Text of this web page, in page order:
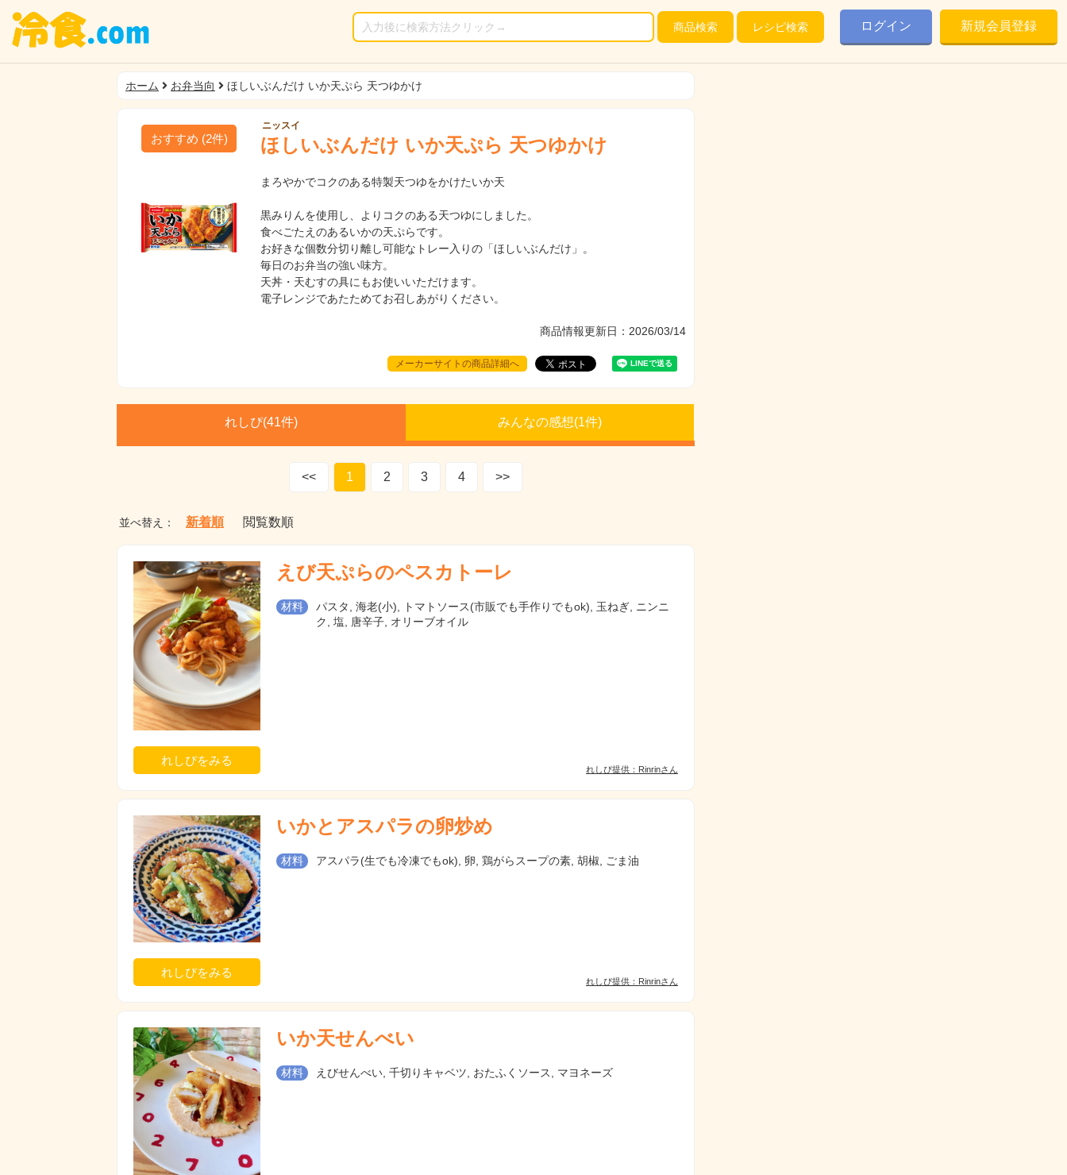
商品検索 レシピ検索 ログイン 新規会員登録
ホーム お弁当向 ほしいぶんだけ いか天ぷら 天つゆかけ
おすすめ (2件)
ニッスイ
ほしいぶんだけ いか天ぷら 天つゆかけ
まろやかでコクのある特製天つゆをかけたいか天
黒みりんを使用し、よりコクのある天つゆにしました。
食べごたえのあるいかの天ぷらです。
お好きな個数分切り離し可能なトレー入りの「ほしいぶんだけ」。
毎日のお弁当の強い味方。
天丼・天むすの具にもお使いいただけます。
電子レンジであたためてお召しあがりください。
商品情報更新日：2026/03/14
メーカーサイトの商品詳細へ
れしぴ(41件) みんなの感想(1件)
<< 1 2 3 4 >>
並べ替え： 新着順 閲覧数順
れしぴをみる
えび天ぷらのペスカトーレ
材料
パスタ, 海老(小), トマトソース(市販でも手作りでもok), 玉ねぎ, ニンニ
ク, 塩, 唐辛子, オリーブオイル
れしぴ提供：Rinrinさん
れしぴをみる
いかとアスパラの卵炒め
材料 アスパラ(生でも冷凍でもok), 卵, 鶏がらスープの素, 胡椒, ごま油
れしぴ提供：Rinrinさん
いか天せんべい
材料 えびせんべい, 千切りキャベツ, おたふくソース, マヨネーズ